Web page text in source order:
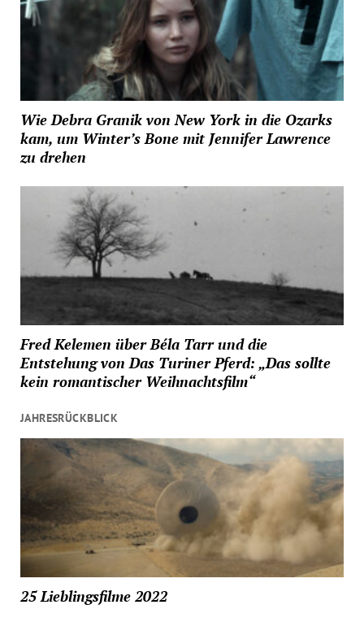
Wie Debra Granik von New York in die Ozarks
kam, um Winter’s Bone mit Jennifer Lawrence
zu drehen
Fred Kelemen über Béla Tarr und die
Entstehung von Das Turiner Pferd: „Das sollte
kein romantischer Weihnachtsfilm“
JAHRESRÜCKBLICK
25 Lieblingsfilme 2022